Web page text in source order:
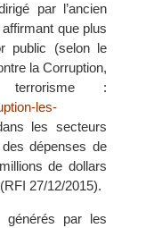
par l’ancien
que plus
public (selon le
la Corruption,
:
les-
les secteurs
dépenses de
de dollars
27/12/2015).
générés par les